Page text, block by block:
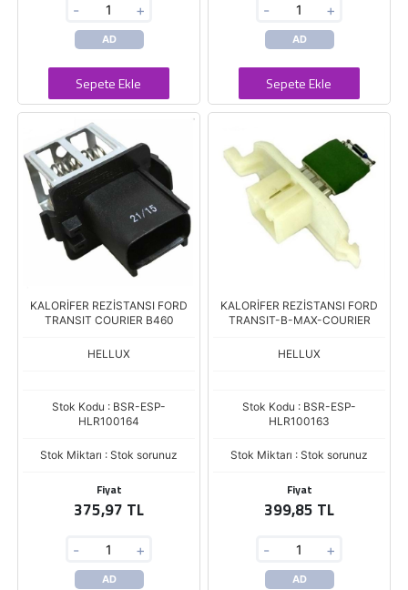
- +
AD
Sepete Ekle
- +
AD
Sepete Ekle
KALORİFER REZİSTANSI FORD
TRANSIT COURIER B460
HELLUX
Stok Kodu : BSR-ESP-
HLR100164
Stok Miktarı : Stok sorunuz
Fiyat
375,97 TL
- +
AD
KALORİFER REZİSTANSI FORD
TRANSIT-B-MAX-COURIER
HELLUX
Stok Kodu : BSR-ESP-
HLR100163
Stok Miktarı : Stok sorunuz
Fiyat
399,85 TL
- +
AD